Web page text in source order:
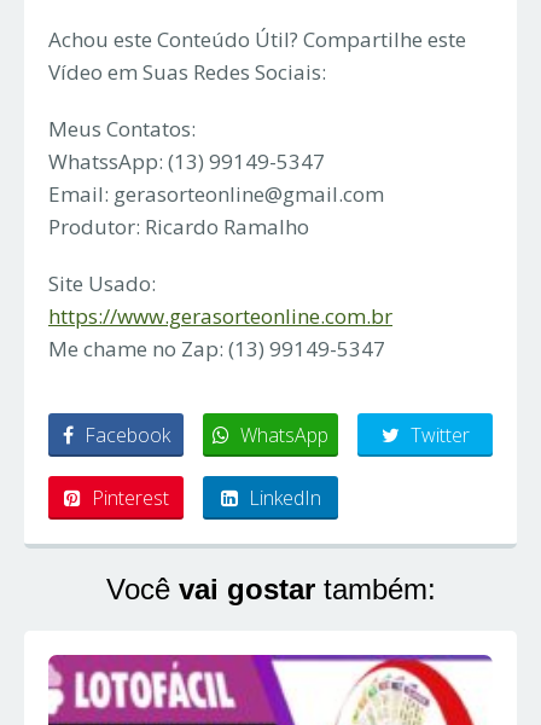
Achou este Conteúdo Útil? Compartilhe este
Vídeo em Suas Redes Sociais:
Meus Contatos:
WhatssApp: (13) 99149-5347
Email: gerasorteonline@gmail.com
Produtor: Ricardo Ramalho
Site Usado:
https://www.gerasorteonline.com.br
Me chame no Zap: (13) 99149-5347
Facebook WhatsApp Twitter
Pinterest LinkedIn
Você vai gostartambém: